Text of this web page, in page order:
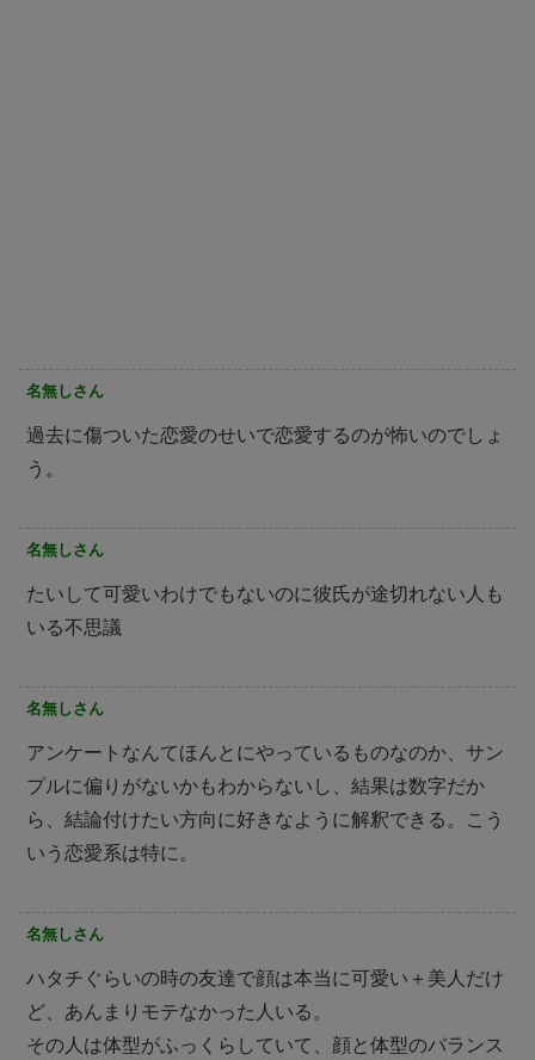
名無しさん
過去に傷ついた恋愛のせいで恋愛するのが怖いのでしょ
う。
名無しさん
たいして可愛いわけでもないのに彼氏が途切れない人も
いる不思議
名無しさん
アンケートなんてほんとにやっているものなのか、サン
プルに偏りがないかもわからないし、結果は数字だか
ら、結論付けたい方向に好きなように解釈できる。こう
いう恋愛系は特に。
名無しさん
ハタチぐらいの時の友達で顔は本当に可愛い＋美人だけ
ど、あんまりモテなかった人いる。
その人は体型がふっくらしていて、顔と体型のバランス